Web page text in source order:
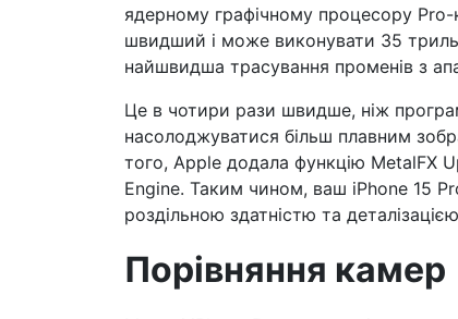
ядерному графічному процесору
швидший і може виконувати 35
найшвидша трасування променів з
Це в чотири рази швидше, ніж
насолоджуватися більш плавним
того, Apple додала функцію MetalFX
Engine. Таким чином, ваш iPhone 15
роздільною здатністю та
Порівняння камер